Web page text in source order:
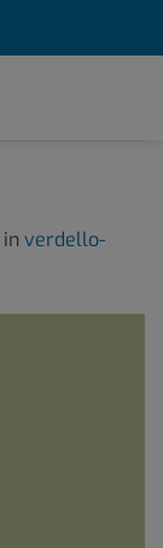
in verdello-